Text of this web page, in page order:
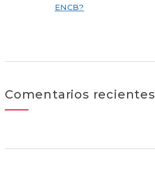
ENCB?
Comentarios recientes